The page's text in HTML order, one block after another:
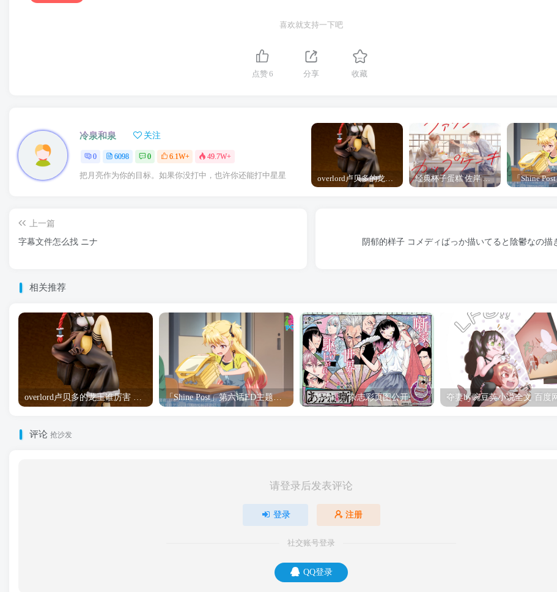
喜欢就支持一下吧
点赞6 分享 收藏
冷泉和泉 关注
0 6098 0 6.1W+ 49.7W+
把月亮作为你的目标。如果你没打中，也许你还能打中星星 overlord卢贝多的龙王谁厉害 「Overlord」露普斯蕾琪娜·贝塔手办开订 经典杯子蛋糕 佐岸 漫画「经典杯子蛋糕」宣布真人日剧化
上一篇
字幕文件怎么找 ニナ
阴郁的样子 コメディばっか描いてると陰鬱なの描
相关推荐
overlord卢贝多的龙王谁厉害 「Overlord」露普斯蕾琪娜·贝塔手办开订 「Shine Post」第六话ED主题曲「Yellow Rose」无字幕MV公开 「茜物语」杂志彩页图公开
评论 抢沙发
请登录后发表评论
登录 注册
社交账号登录
QQ登录